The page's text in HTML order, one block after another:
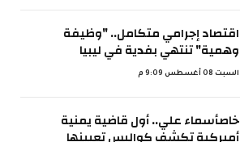
اقتصاد إجرامي متكامل.. "وظيفة
وهمية" تنتهي بفدية في ليبيا
السبت 08 أغسطس 9:09 م
خاصأسماء علي.. أول قاضية يمنية